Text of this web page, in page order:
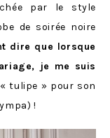
par le style
de soirée noire
dire que lorsque
je me suis
tulipe » pour son
!